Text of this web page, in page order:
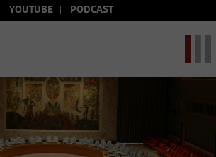
YOUTUBE PODCAST